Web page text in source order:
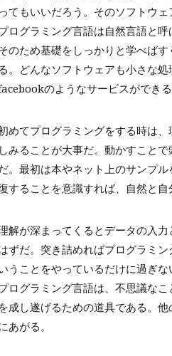
ってもいいだろう。そのソフトウ
ログラミング言語は自然言語と
のため基礎をしっかりと学べば
る。どんなソフトウェアも小さな
のようなサービスができる
めてプログラミングをする時は
しみることが大事だ。動かすこと
。最初は本やネット上のサンプ
することを意識すれば、自然と
解が深まってくるとデータの入
ずだ。突き詰めればプログラミ
うことをやっているだけに過ぎな
ログラミング言語は、不思議な
を成し遂げるための道具である。
あがる。